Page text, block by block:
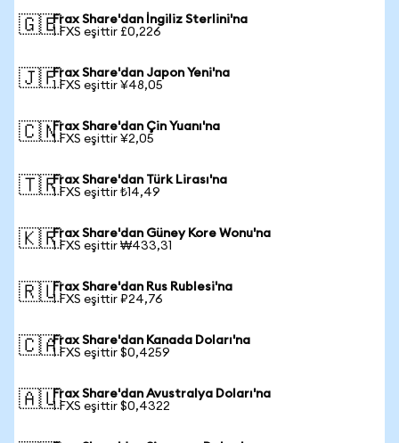
🇬🇧Frax Share'dan İngiliz Sterlini'na
1 FXS eşittir £0,226
🇯🇵Frax Share'dan Japon Yeni'na
1 FXS eşittir ¥48,05
🇨🇳Frax Share'dan Çin Yuanı'na
1 FXS eşittir ¥2,05
🇹🇷Frax Share'dan Türk Lirası'na
1 FXS eşittir ₺14,49
🇰🇷Frax Share'dan Güney Kore Wonu'na
1 FXS eşittir ₩433,31
🇷🇺Frax Share'dan Rus Rublesi'na
1 FXS eşittir ₽24,76
🇨🇦Frax Share'dan Kanada Doları'na
1 FXS eşittir $0,4259
🇦🇺Frax Share'dan Avustralya Doları'na
1 FXS eşittir $0,4322